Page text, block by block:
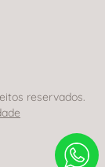
reservados.